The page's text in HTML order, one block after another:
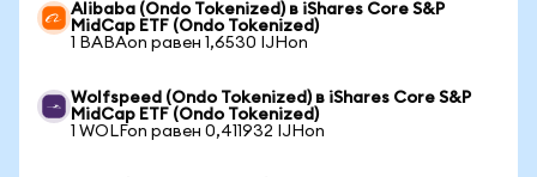
Alibaba (Ondo Tokenized) в iShares Core S&P
MidCap ETF (Ondo Tokenized)
1 BABAon равен 1,6530 IJHon
Wolfspeed (Ondo Tokenized) в iShares Core S&P
MidCap ETF (Ondo Tokenized)
1 WOLFon равен 0,411932 IJHon